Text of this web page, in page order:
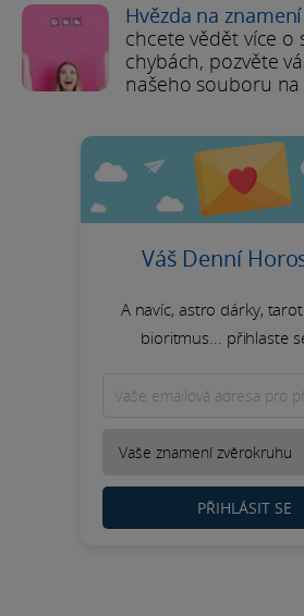
Hvězda na
chcete vědět více o
chybách, pozvěte
našeho souboru na
Váš Denní
A navíc, astro dárky,
bioritmus... přihlaste
PŘIHLÁSIT SE